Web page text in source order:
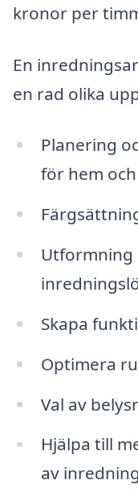
kronor per
En
en rad olika
Planering
för hem
Utformning
Skapa
Optimera
Val av
Hjälpa till
av inredning